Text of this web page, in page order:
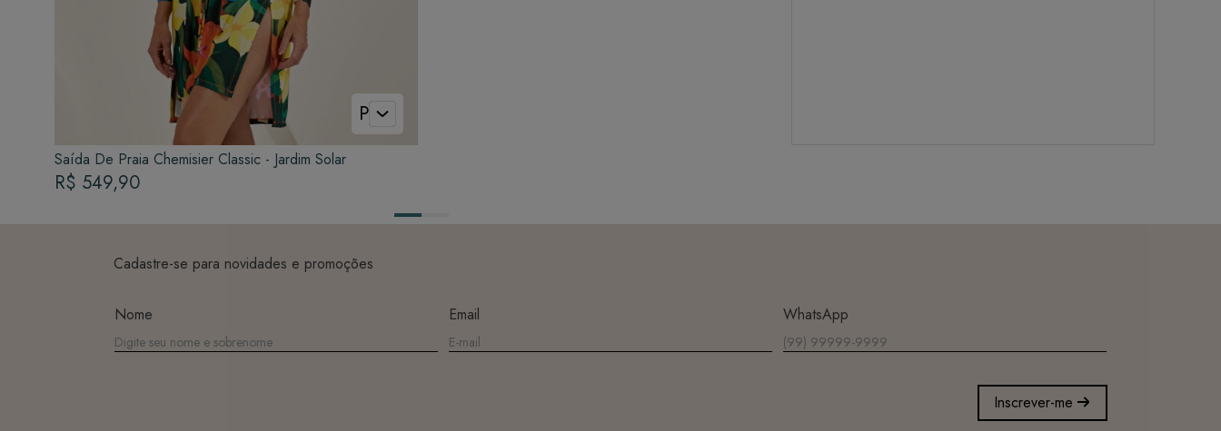
P
Saída De Praia Chemisier Classic - Jardim Solar
R$ 549,90
Cadastre-se para novidades e promoções
Nome Email WhatsApp
Inscrever-me